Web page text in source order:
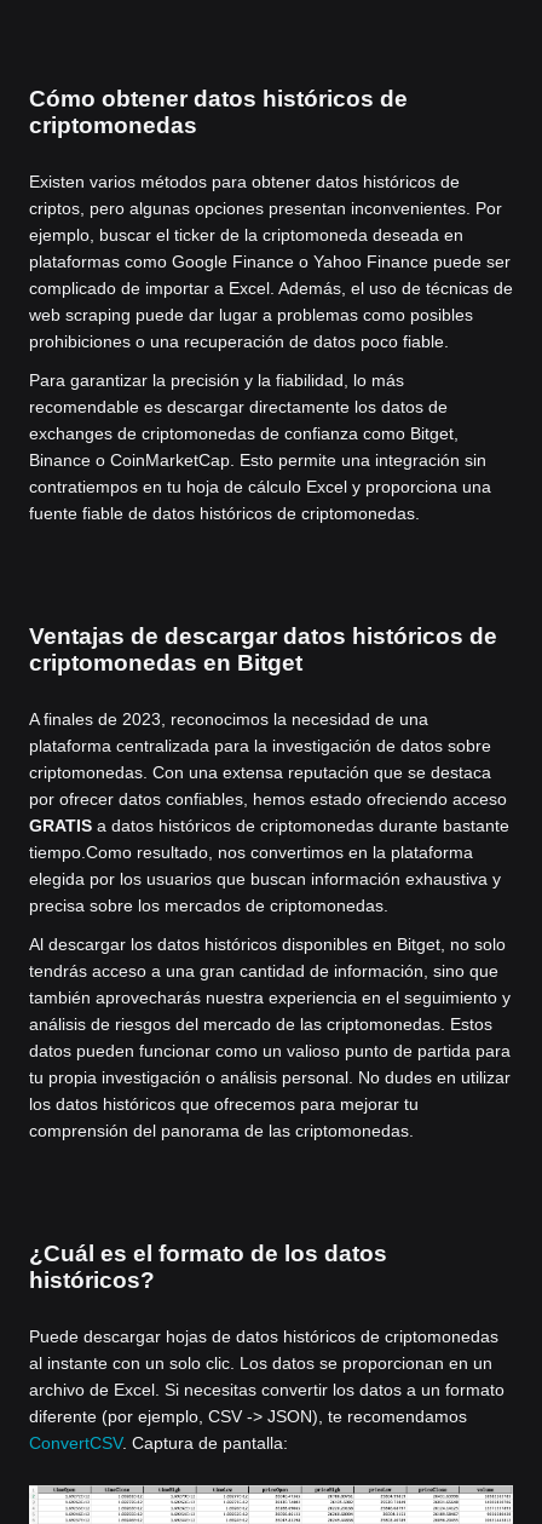
Cómo obtener datos históricos de
criptomonedas
Existen varios métodos para obtener datos históricos de
criptos, pero algunas opciones presentan inconvenientes. Por
ejemplo, buscar el ticker de la criptomoneda deseada en
plataformas como Google Finance o Yahoo Finance puede ser
complicado de importar a Excel. Además, el uso de técnicas de
web scraping puede dar lugar a problemas como posibles
prohibiciones o una recuperación de datos poco fiable.
Para garantizar la precisión y la fiabilidad, lo más
recomendable es descargar directamente los datos de
exchanges de criptomonedas de confianza como Bitget,
Binance o CoinMarketCap. Esto permite una integración sin
contratiempos en tu hoja de cálculo Excel y proporciona una
fuente fiable de datos históricos de criptomonedas.
Ventajas de descargar datos históricos de
criptomonedas en Bitget
A finales de 2023, reconocimos la necesidad de una
plataforma centralizada para la investigación de datos sobre
criptomonedas. Con una extensa reputación que se destaca
por ofrecer datos confiables, hemos estado ofreciendo acceso
GRATIS a datos históricos de criptomonedas durante bastante
tiempo. Como resultado, nos convertimos en la plataforma
elegida por los usuarios que buscan información exhaustiva y
precisa sobre los mercados de criptomonedas.
Al descargar los datos históricos disponibles en Bitget, no solo
tendrás acceso a una gran cantidad de información, sino que
también aprovecharás nuestra experiencia en el seguimiento y
análisis de riesgos del mercado de las criptomonedas. Estos
datos pueden funcionar como un valioso punto de partida para
tu propia investigación o análisis personal. No dudes en utilizar
los datos históricos que ofrecemos para mejorar tu
comprensión del panorama de las criptomonedas.
¿Cuál es el formato de los datos
históricos?
Puede descargar hojas de datos históricos de criptomonedas
al instante con un solo clic. Los datos se proporcionan en un
archivo de Excel. Si necesitas convertir los datos a un formato
diferente (por ejemplo, CSV -> JSON), te recomendamos
ConvertCSV. Captura de pantalla: